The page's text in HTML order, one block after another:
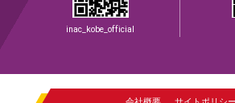
inac_kobe_official
会社概要 サイトポリシー